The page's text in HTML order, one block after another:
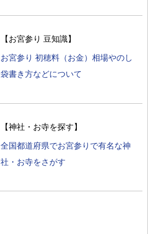
【お宮参り 豆知識】
お宮参り 初穂料（お金）相場やのし
袋書き方などについて
【神社・お寺を探す】
全国都道府県でお宮参りで有名な神
社・お寺をさがす